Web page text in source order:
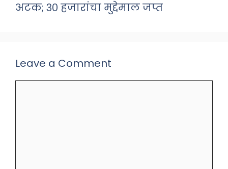
अटक; ३० हजारांचा मुद्देमाल जप्त
Leave a Comment